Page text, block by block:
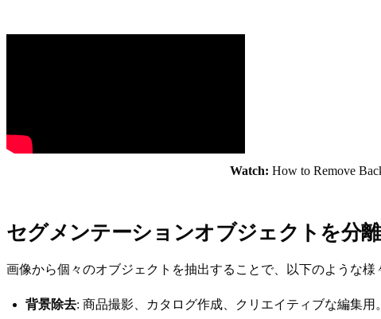
Watch: How to Remove
セグメンテーションオブジェクトを分
画像から個々のオブジェクトを抽出することで、以下のような様
背景除去: 商品撮影、カタログ作成、クリエイティブな編集用。